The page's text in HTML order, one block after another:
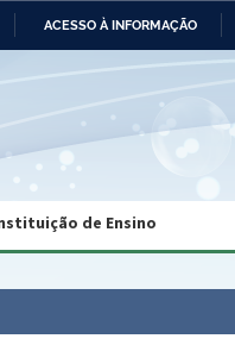
ACESSO À INFORMAÇÃO
das Relações
e
Central do Brasil
de Ensino